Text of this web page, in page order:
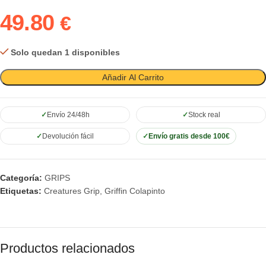
49.80€
Solo quedan 1 disponibles
Añadir Al Carrito
Envío 24/48h Stock real
Devolución fácil Envío gratis desde 100€
Categoría: GRIPS
Etiquetas: Creatures Grip, Griffin Colapinto
Productos relacionados